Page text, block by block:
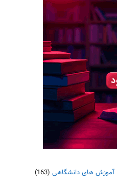
آموزش های دانشگاهی (163)